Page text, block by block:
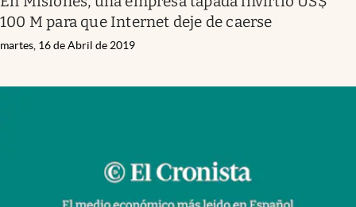
100 M para que Internet deje de caerse
martes, 16 de Abril de 2019